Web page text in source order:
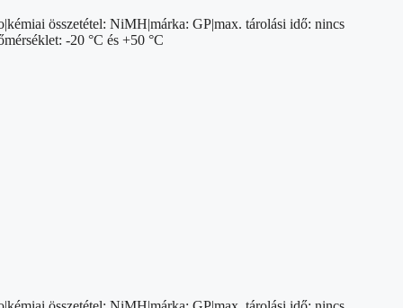
összetétel: NiMH|márka: GP|max. tárolási idő: nincs
-20 °C és +50 °C